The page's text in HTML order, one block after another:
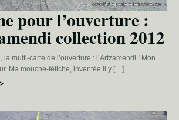
pour l’ouverture :
collection 2012
multi-carte de l’ouverture : l’Artzamendi ! Mon
Ma mouche-fétiche, inventée il y […]